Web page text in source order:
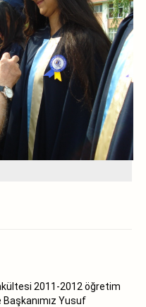
2011-2012 öğretim
Yusuf